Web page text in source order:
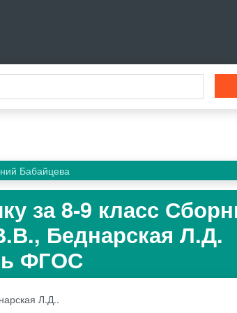
Бабайцева
за 8‐9 класс
Беднарская Л.Д.
ФГОС
Л.Д..